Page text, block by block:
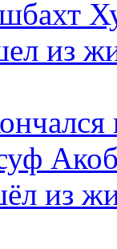
из
из